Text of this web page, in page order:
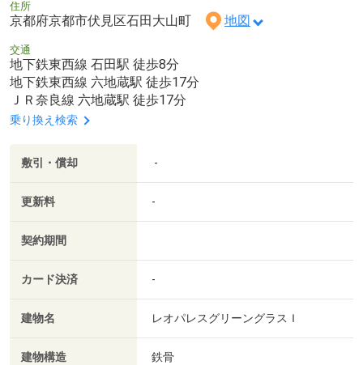
住所
京都府京都市伏見区石田大山町 地図
交通
地下鉄東西線 石田駅 徒歩8分
地下鉄東西線 六地蔵駅 徒歩17分
ＪＲ奈良線 六地蔵駅 徒歩17分
乗り換え検索
敷引・償却 -
更新料 -
契約期間
カード決済 -
建物名 レオパレスグリーングラスＩ
建物構造 鉄骨